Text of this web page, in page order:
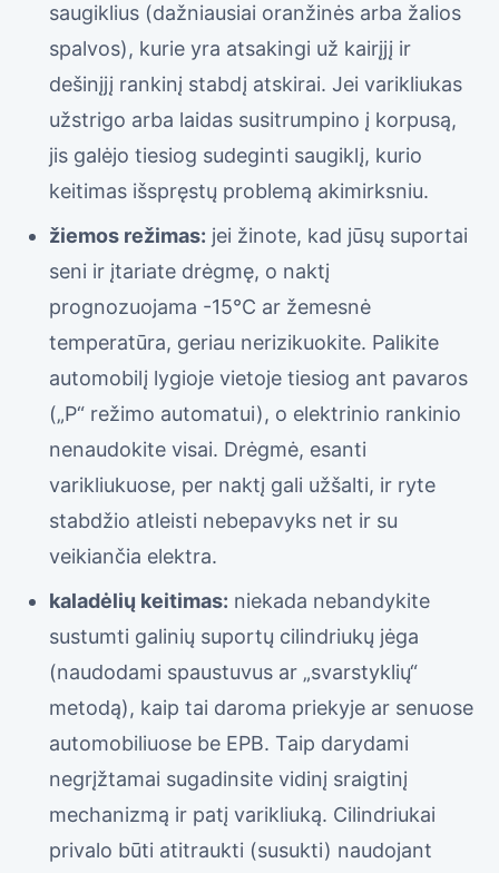
saugiklius (dažniausiai oranžinės arba žalios
spalvos), kurie yra atsakingi už kairįjį ir
dešinįjį rankinį stabdį atskirai. Jei varikliukas
užstrigo arba laidas susitrumpino į korpusą,
jis galėjo tiesiog sudeginti saugiklį, kurio
keitimas išspręstų problemą akimirksniu.
žiemos režimas: jei žinote, kad jūsų suportai
seni ir įtariate drėgmę, o naktį
prognozuojama -15°C ar žemesnė
temperatūra, geriau nerizikuokite. Palikite
automobilį lygioje vietoje tiesiog ant pavaros
(„P“ režimo automatui), o elektrinio rankinio
nenaudokite visai. Drėgmė, esanti
varikliukuose, per naktį gali užšalti, ir ryte
stabdžio atleisti nebepavyks net ir su
veikiančia elektra.
kaladėlių keitimas: niekada nebandykite
sustumti galinių suportų cilindriukų jėga
(naudodami spaustuvus ar „svarstyklių“
metodą), kaip tai daroma priekyje ar senuose
automobiliuose be EPB. Taip darydami
negrįžtamai sugadinsite vidinį sraigtinį
mechanizmą ir patį varikliuką. Cilindriukai
privalo būti atitraukti (susukti) naudojant